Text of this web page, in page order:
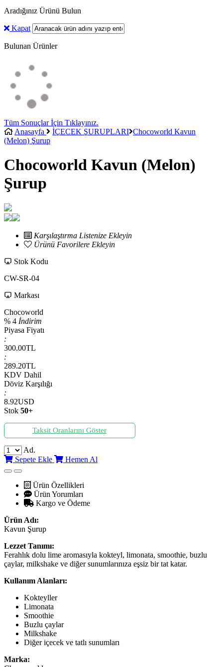
Aradığınız Ürünü Bulun
Kapat
Bulunan Ürünler
Tüm Sonuçlar İçin Tıklayınız.
Anasayfa
İÇECEK ŞURUPLARI Chocoworld Kavun
(Melon) Şurup
Chocoworld Kavun (Melon)
Şurup
Karşılaştırma Listenize Ekleyin
Ürünü Favorilere Ekleyin
Stok Kodu
CW-SR-04
Markası
Chocoworld
% 4 İndirim
Piyasa Fiyatı
:
300.00TL
:
289.20TL
KDV Dahil
Döviz Karşılığı
:
8.92USD
Stok 50+
Taksit Oranlarını Göster
Ad.
Sepete Ekle
Hemen Al
Ürün Özellikleri
Ürün Yorumları
Kargo ve Ödeme
Ürün Adı:
Kavun Şurup
Lezzet Tanımı:
Ferahlık dolu lime aromasıyla kokteyl, limonata, smoothie, buzlu
çaylar, milkshake ve diğer sunumlarınıza eşsiz bir tat katar.
Kullanım Alanları:
Kokteyller
Limonata
Smoothie
Buzlu çaylar
Milkshake
Diğer içecek ve tatlı sunumları
Marka: